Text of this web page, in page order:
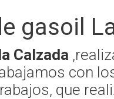
gasoil
Calzada
con
que